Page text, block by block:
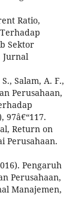
Ratio,
Sektor
Jurnal
Salam, A. F.,
Perusahaan,
97â€“117.
Return on
Perusahaan.
Pengaruh
Perusahaan,
Manajemen,